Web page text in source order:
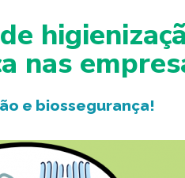
nas
e biossegurança!